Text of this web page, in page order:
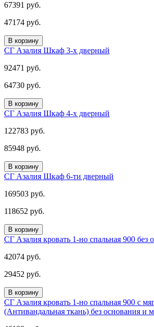
67391 руб.
47174 руб.
В корзину
СГ Азалия Шкаф 3-х дверный
92471 руб.
64730 руб.
В корзину
СГ Азалия Шкаф 4-х дверный
122783 руб.
85948 руб.
В корзину
СГ Азалия Шкаф 6-ти дверный
169503 руб.
118652 руб.
В корзину
СГ Азалия кровать 1-но спальная 900 без
42074 руб.
29452 руб.
В корзину
СГ Азалия кровать 1-но спальная 900 с
(Антивандальная ткань) без основания и